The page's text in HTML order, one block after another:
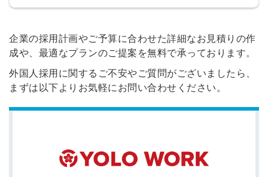
企業の採用計画やご予算に合わせた詳細なお見積りの作
成や、最適なプランのご提案を無料で承っております。
外国人採用に関するご不安やご質問がございましたら、
まずは以下よりお気軽にお問い合わせください。